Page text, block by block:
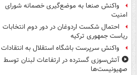
واکنش صنعا به موضع‌گیری خصمانه شورای
امنیت
احتمال شکست اردوغان در دور دوم انتخابات
ریاست جمهوری ترکیه
واکنش سرپرست باشگاه استقلال به انتقادات
آتش‌سوزی گسترده در ارتفاعات لبنان توسط
صهیونیست‌ها